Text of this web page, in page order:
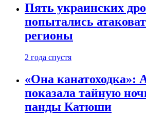
Пять украинских
попытались
регионы
2 года спустя
«Она канатоходка»:
показала тайную
панды Катюши